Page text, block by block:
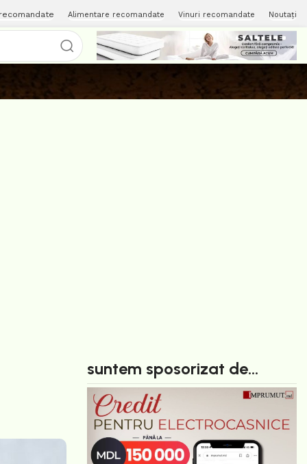
Alimentare recomandate Vinuri recomandate Noutați
suntem sposorizat de...